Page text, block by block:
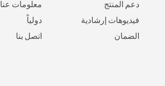
دعم المنتج
فيديوهات إرشادية
الضمان
معلومات عنا
دولياً
اتصل بنا